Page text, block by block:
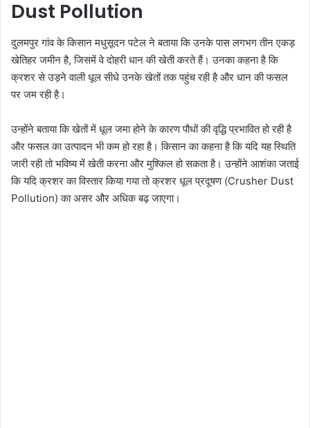
Dust Pollution
दुलमपुर गांव के किसान मधुसूदन पटेल ने बताया कि उनके पास लगभग तीन एकड़
खेतिहर जमीन है, जिसमें वे दोहरी धान की खेती करते हैं। उनका कहना है कि
क्रशर से उड़ने वाली धूल सीधे उनके खेतों तक पहुंच रही है और धान की फसल
पर जम रही है।
उन्होंने बताया कि खेतों में धूल जमा होने के कारण पौधों की वृद्धि प्रभावित हो रही है
और फसल का उत्पादन भी कम हो रहा है। किसान का कहना है कि यदि यह स्थिति
जारी रही तो भविष्य में खेती करना और मुश्किल हो सकता है। उन्होंने आशंका जताई
कि यदि क्रशर का विस्तार किया गया तो क्रशर धूल प्रदूषण (Crusher Dust
Pollution) का असर और अधिक बढ़ जाएगा।